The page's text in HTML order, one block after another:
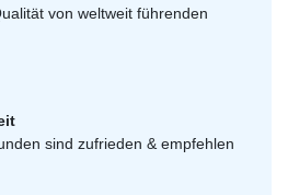
von weltweit führenden
sind zufrieden & empfehlen